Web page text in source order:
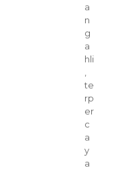
a
n
g
a
hli
te
rp
er
c
a
y
a